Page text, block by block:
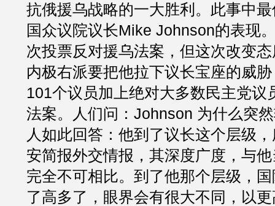
抗俄援乌战略的一大胜利。此事中
国众议院议长Mike Johnson的表现
次投票反对援乌法案，但这次改变
内极右派要把他拉下议长宝座的威
101个议员加上绝对大多数民主党议
法案。人们问：Johnson 为什么突
人如此回答：他到了议长这个层级
安简报外交情报，其深度广度，与
完全不可相比。到了他那个层级，
了高多了，眼界会有很大不同，以